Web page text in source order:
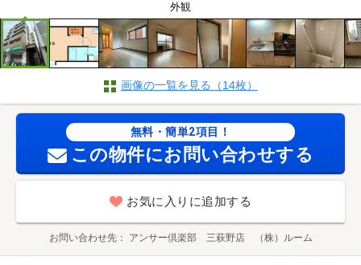
外観
画像の一覧を見る（14枚）
無料・簡単2項目！
この物件にお問い合わせする
お気に入りに追加する
お問い合わせ先 アンサー倶楽部 三萩野店 （株）ルーム